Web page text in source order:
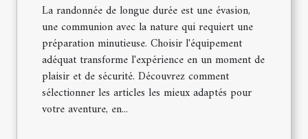
La randonnée de longue durée est une évasion,
une communion avec la nature qui requiert une
préparation minutieuse. Choisir l'équipement
adéquat transforme l'expérience en un moment de
plaisir et de sécurité. Découvrez comment
sélectionner les articles les mieux adaptés pour
votre aventure, en...